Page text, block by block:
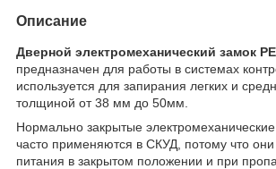
Описание
Дверной электромеханический замок
предназначен для работы в системах
используется для запирания легких и
толщиной от 38 мм до 50мм.
Нормально закрытые
часто применяются в СКУД, потому что
питания в закрытом положении и при